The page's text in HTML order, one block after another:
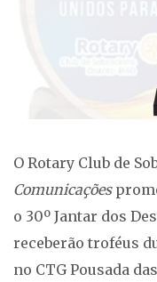
O Rotary Club de
Comunicações
o 30º Jantar dos
receberão troféus
no CTG Pousada